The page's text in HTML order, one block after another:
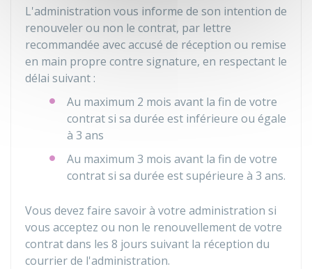
L'administration vous informe de son intention de
renouveler ou non le contrat, par lettre
recommandée avec accusé de réception ou remise
en main propre contre signature, en respectant le
délai suivant :
Au maximum 2 mois avant la fin de votre
contrat si sa durée est inférieure ou égale
à 3 ans
Au maximum 3 mois avant la fin de votre
contrat si sa durée est supérieure à 3 ans.
Vous devez faire savoir à votre administration si
vous acceptez ou non le renouvellement de votre
contrat dans les 8 jours suivant la réception du
courrier de l'administration.